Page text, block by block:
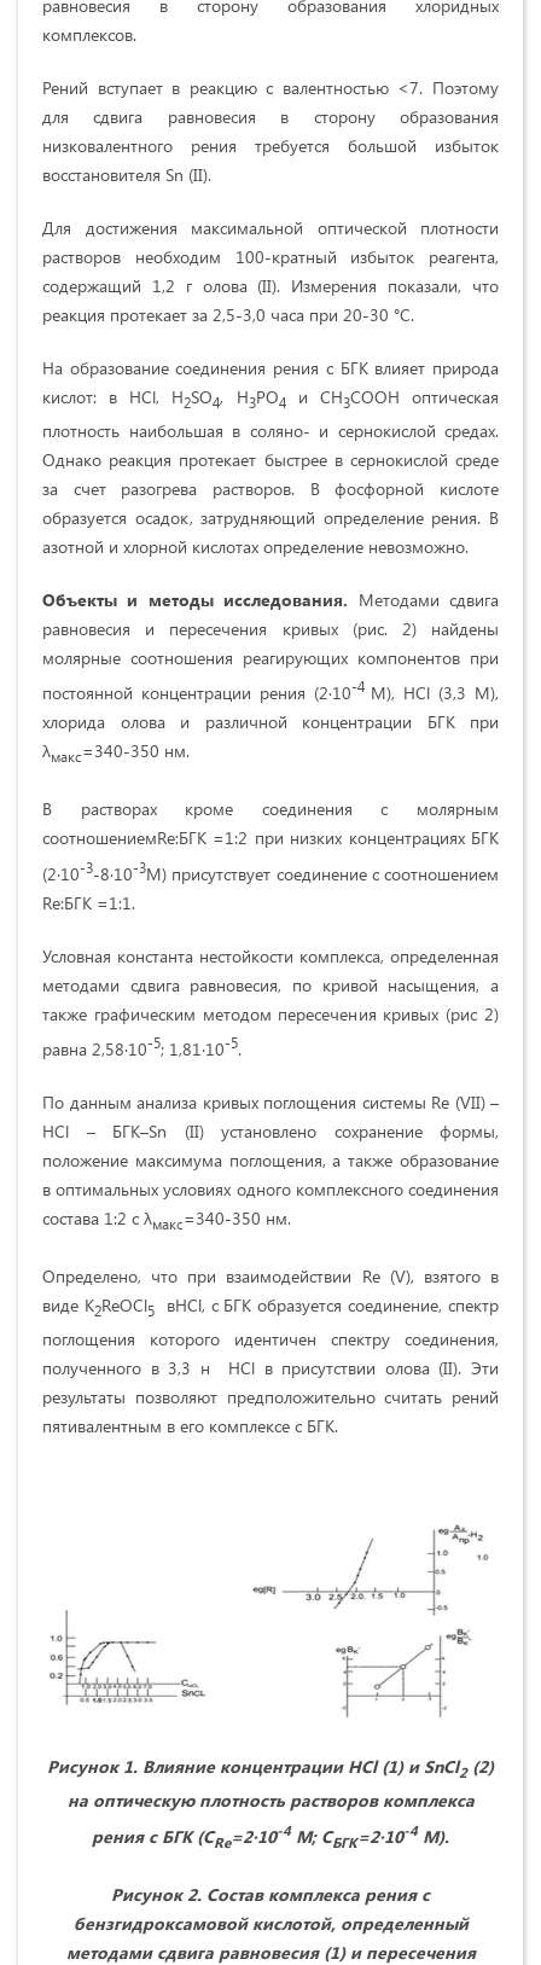
равновесия в сторону образования хлоридных
комплексов.
Рений вступает в реакцию с валентностью <7. Поэтому
для сдвига равновесия в сторону образования
низковалентного рения требуется большой избыток
восстановителя Sn (II).
Для достижения максимальной оптической плотности
растворов необходим 100-кратный избыток реагента,
содержащий 1,2 г олова (II). Измерения показали, что
реакция протекает за 2,5-3,0 часа при 20-30 °C.
На образование соединения рения с БГК влияет природа
кислот: в HCl, H2SO4, H3PO4 и CH3COOH оптическая
плотность наибольшая в соляно- и сернокислой средах.
Однако реакция протекает быстрее в сернокислой среде
за счет разогрева растворов. В фосфорной кислоте
образуется осадок, затрудняющий определение рения. В
азотной и хлорной кислотах определение невозможно.
Объекты и методы исследования. Методами сдвига
равновесия и пересечения кривых (рис. 2) найдены
молярные соотношения реагирующих компонентов при
постоянной концентрации рения (2·10-4 М), HCl (3,3 М),
хлорида олова и различной концентрации БГК при
λмакс=340-350 нм.
В растворах кроме соединения с молярным
соотношениемRe:БГК =1:2 при низких концентрациях БГК
(2·10-3-8·10-3М) присутствует соединение с соотношением
Re:БГК =1:1.
Условная константа нестойкости комплекса, определенная
методами сдвига равновесия, по кривой насыщения, а
также графическим методом пересечения кривых (рис 2)
равна 2,58·10-5; 1,81·10-5.
По данным анализа кривых поглощения системы Re (VII) –
HCl – БГК–Sn (II) установлено сохранение формы,
положение максимума поглощения, а также образование
в оптимальных условиях одного комплексного соединения
состава 1:2 с λмакс=340-350 нм.
Определено, что при взаимодействии Re (V), взятого в
виде K2ReOCl5вHCl, с БГК образуется соединение, спектр
поглощения которого идентичен спектру соединения,
полученного в 3,3 н HCl в присутствии олова (II). Эти
результаты позволяют предположительно считать рений
пятивалентным в его комплексе с БГК.
Рисунок 1. Влияние концентрации HCl(1) и SnCl2(2)
на оптическую плотность растворов комплекса
рения с БГК (СRe=2·10-4 М; СБГК=2·10-4 М).
Рисунок 2. Состав комплекса рения с
бензгидроксамовой кислотой, определенный
методами сдвига равновесия (1) и пересечения